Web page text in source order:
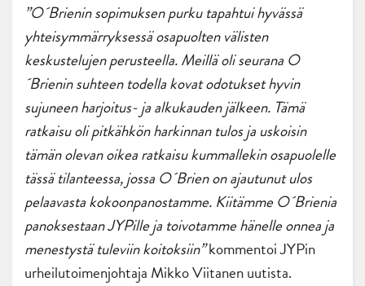
”O´Brienin sopimuksen purku tapahtui hyvässä
yhteisymmärryksessä osapuolten välisten
keskustelujen perusteella. Meillä oli seurana O
´Brienin suhteen todella kovat odotukset hyvin
sujuneen harjoitus- ja alkukauden jälkeen. Tämä
ratkaisu oli pitkähkön harkinnan tulos ja uskoisin
tämän olevan oikea ratkaisu kummallekin osapuolelle
tässä tilanteessa, jossa O´Brien on ajautunut ulos
pelaavasta kokoonpanostamme. Kiitämme O´Brienia
panoksestaan JYPille ja toivotamme hänelle onnea ja
menestystä tuleviin koitoksiin”kommentoi JYPin
urheilutoimenjohtaja Mikko Viitanen uutista.